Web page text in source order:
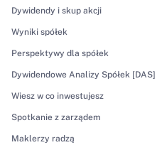
Dywidendy i skup akcji
Wyniki spółek
Perspektywy dla spółek
Dywidendowe Analizy Spółek [DAS]
Wiesz w co inwestujesz
Spotkanie z zarządem
Maklerzy radzą